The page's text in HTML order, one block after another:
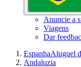
Anuncie a
Viagens
Dar
EspanhaAluguel
Andaluzia